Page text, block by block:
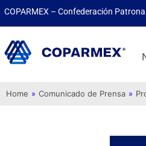
COPARMEX – Confederación
Home » Comunicado de Prensa »